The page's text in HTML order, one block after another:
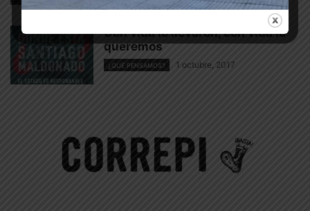
Con vida lo llevaron, con vida lo
queremos
¿QUÉ PENSAMOS? 1 octubre, 2017